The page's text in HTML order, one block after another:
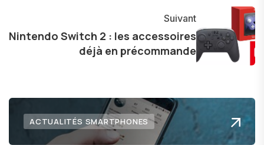
l'exploration constante des frontières de la
technologie me permet de présenter aux
lecteurs un aperçu captivant de ce que le futur
Suivant
Nintendo Switch 2 : les accessoires
déjà en précommande
ACTUALITÉS SMARTPHONES